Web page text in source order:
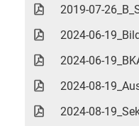
2019-07-
2024-06-
2024-06-
2024-08-
2024-08-